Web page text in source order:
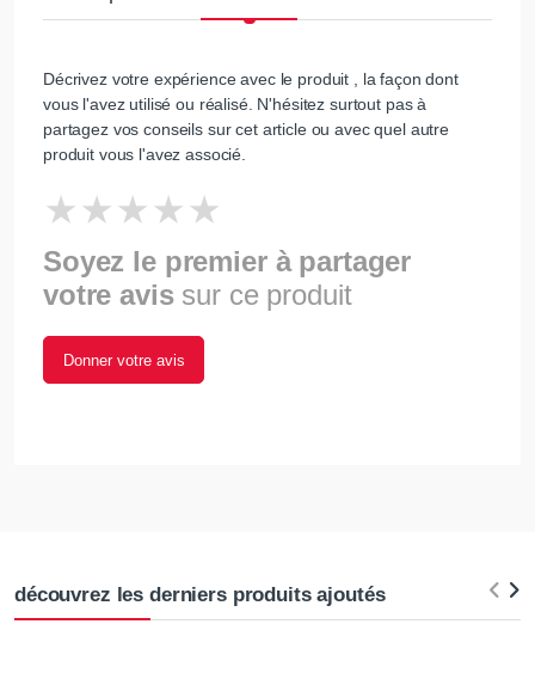
Décrivez votre expérience avec le produit , la façon dont
vous l'avez utilisé ou réalisé. N'hésitez surtout pas à
partagez vos conseils sur cet article ou avec quel autre
produit vous l'avez associé.
Soyez le premier à partager
votre avis sur ce produit
Donner votre avis
découvrez les derniers produits ajoutés